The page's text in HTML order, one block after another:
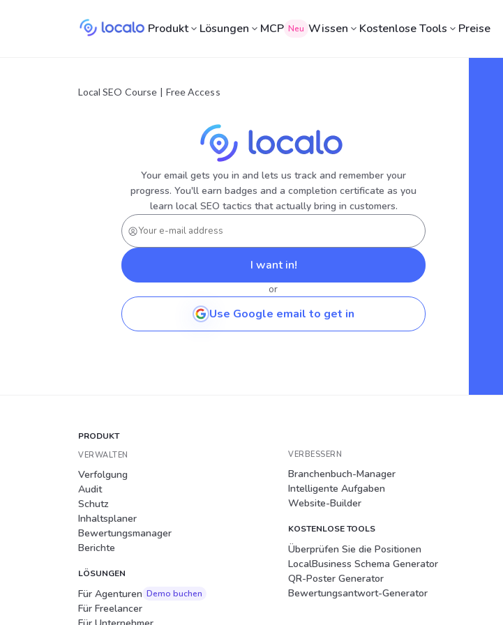
Produkt Lösungen MCP Neu Wissen Kostenlose Tools Preise
Local SEO Course | Free Access
Your email gets you in and lets us track and remember your
progress. You'll earn badges and a completion certificate as you
learn local SEO tactics that actually bring in customers.
I want in!
or
Use Google email to get in
PRODUKT
VERWALTEN
Verfolgung
Audit
Schutz
Inhaltsplaner
Bewertungsmanager
Berichte
LÖSUNGEN
Für Agenturen Demo buchen
Für Freelancer
VERBESSERN
Branchenbuch-Manager
Intelligente Aufgaben
Website-Builder
KOSTENLOSE TOOLS
Überprüfen Sie die Positionen
LocalBusiness Schema Generator
QR-Poster Generator
Bewertungsantwort-Generator